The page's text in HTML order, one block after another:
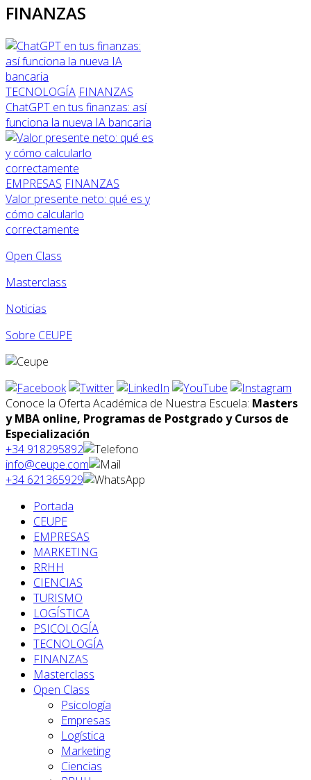
FINANZAS
TECNOLOGÍA FINANZAS
ChatGPT en tus finanzas: así
funciona la nueva IA bancaria
EMPRESAS FINANZAS
Valor presente neto: qué es y
cómo calcularlo
correctamente
Open Class
Masterclass
Noticias
Sobre CEUPE
Conoce la Oferta Académica de Nuestra Escuela: Masters
y MBA online, Programas de Postgrado y Cursos de
Especialización
+34 918295892
info@ceupe.com
+34 621365929
Portada
CEUPE
EMPRESAS
MARKETING
RRHH
CIENCIAS
TURISMO
LOGÍSTICA
PSICOLOGÍA
TECNOLOGÍA
FINANZAS
Masterclass
Open Class
Psicología
Empresas
Logística
Marketing
Ciencias